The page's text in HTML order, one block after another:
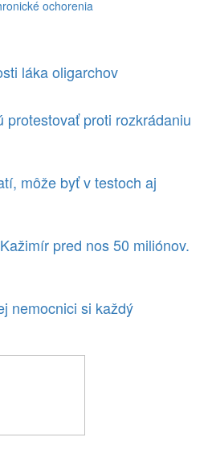
láka oligarchov
protestovať proti rozkrádaniu
môže byť v testoch aj
pred nos 50 miliónov.
nemocnici si každý